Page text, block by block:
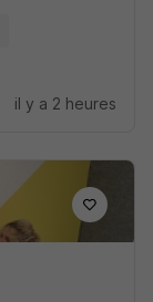
il y a 2 heures